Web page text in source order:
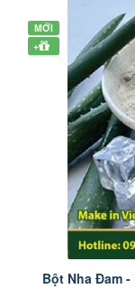
MỚI
+
Bột Nha Đam